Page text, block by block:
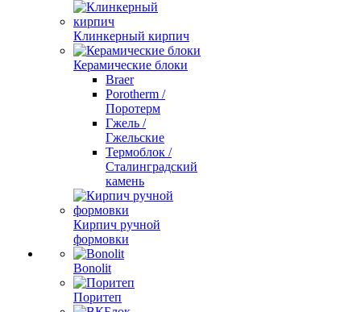
Клинкерный кирпич
Керамические блоки
Braer
Porotherm /
Поротерм
Гжель /
Гжельские
Термоблок /
Сталинградский
камень
Кирпич ручной
формовки
Bonolit
Поритеп